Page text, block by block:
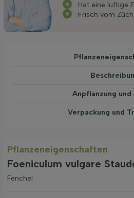
Hat eine luftige
Frisch vom
Anpflanzung und
Verpackung und
Pflanzeneigenschaften
Foeniculum vulgare
Fenchel